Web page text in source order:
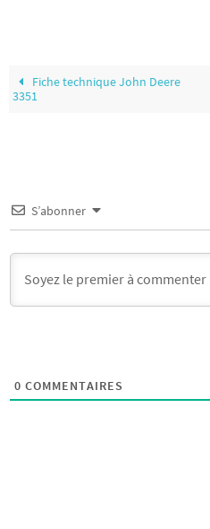
Fiche technique John Deere
3351
S’abonner
0 COMMENTAIRES